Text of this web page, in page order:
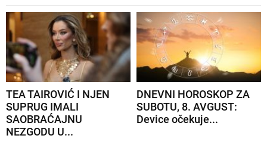
TEA TAIROVIĆ I NJEN
SUPRUG IMALI
SAOBRAĆAJNU
NEZGODU U...
DNEVNI HOROSKOP ZA
SUBOTU, 8. AVGUST:
Device očekuje...